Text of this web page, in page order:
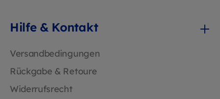
Hilfe & Kontakt
Versandbedingungen
Rückgabe & Retoure
Widerrufsrecht